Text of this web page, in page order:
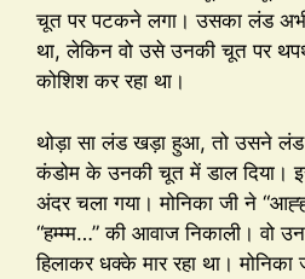
चूत पर पटकने लगा। उसका लंड
था, लेकिन वो उसे उनकी चूत पर
कोशिश कर रहा था।
थोड़ा सा लंड खड़ा हुआ, तो उसने लंड
कंडोम के उनकी चूत में डाल दिया।
अंदर चला गया। मोनिका जी ने
“हम्म्म…” की आवाज निकाली। वो
हिलाकर धक्के मार रहा था।